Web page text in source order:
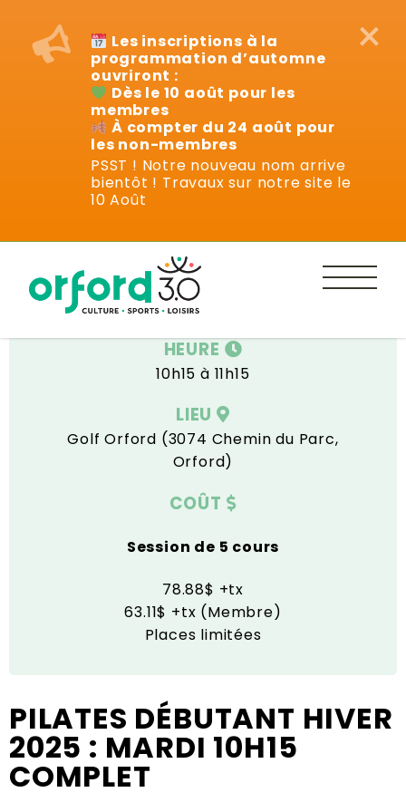
×
Les inscriptions à la
programmation d’automne
ouvriront :
Dès le 10 août pour les
membres
À compter du 24 août pour
les non-membres
PSST ! Notre nouveau nom arrive
bientôt ! Travaux sur notre site le
10 Août
DATE
Mardi 14 janvier au mardi 25 mars
HEURE
10h15 à 11h15
LIEU
Golf Orford (3074 Chemin du Parc,
Orford)
COÛT
Session de 5 cours
78.88$ +tx
63.11$ +tx (Membre)
Places limitées
PILATES DÉBUTANT HIVER
2025 : MARDI 10H15
COMPLET